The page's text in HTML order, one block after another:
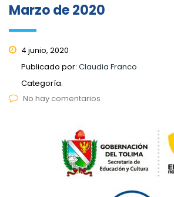
Marzo de 2020
4 junio, 2020
Publicado por: Claudia Franco
Categoría:
No hay comentarios